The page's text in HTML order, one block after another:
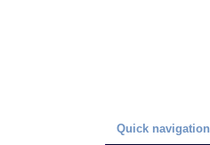
Quick navigation